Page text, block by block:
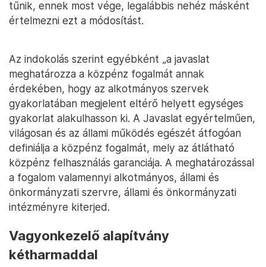
tűnik, ennek most vége, legalábbis nehéz másként
értelmezni ezt a módosítást.
Az indokolás szerint egyébként „a javaslat
meghatározza a közpénz fogalmát annak
érdekében, hogy az alkotmányos szervek
gyakorlatában megjelent eltérő helyett egységes
gyakorlat alakulhasson ki. A Javaslat egyértelműen,
világosan és az állami működés egészét átfogóan
definiálja a közpénz fogalmát, mely az átlátható
közpénz felhasználás garanciája. A meghatározással
a fogalom valamennyi alkotmányos, állami és
önkormányzati szervre, állami és önkormányzati
intézményre kiterjed.
Vagyonkezelő alapítvány
kétharmaddal